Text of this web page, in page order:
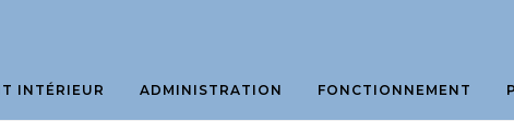
INTÉRIEUR ADMINISTRATION FONCTIONNEMENT